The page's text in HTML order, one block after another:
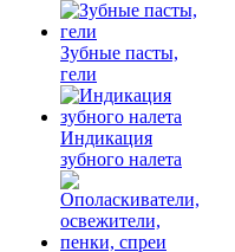
Зубные пасты,
гели
Индикация
зубного налета